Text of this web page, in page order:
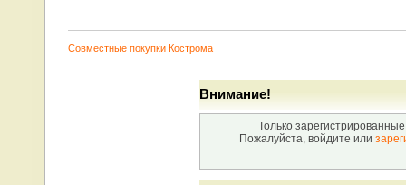
Совместные покупки Кострома
Внимание!
Только
Пожалуйста, войдите или